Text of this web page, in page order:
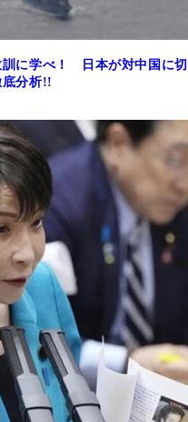
訓に学べ！ 日本が対中国に切
底分析!!